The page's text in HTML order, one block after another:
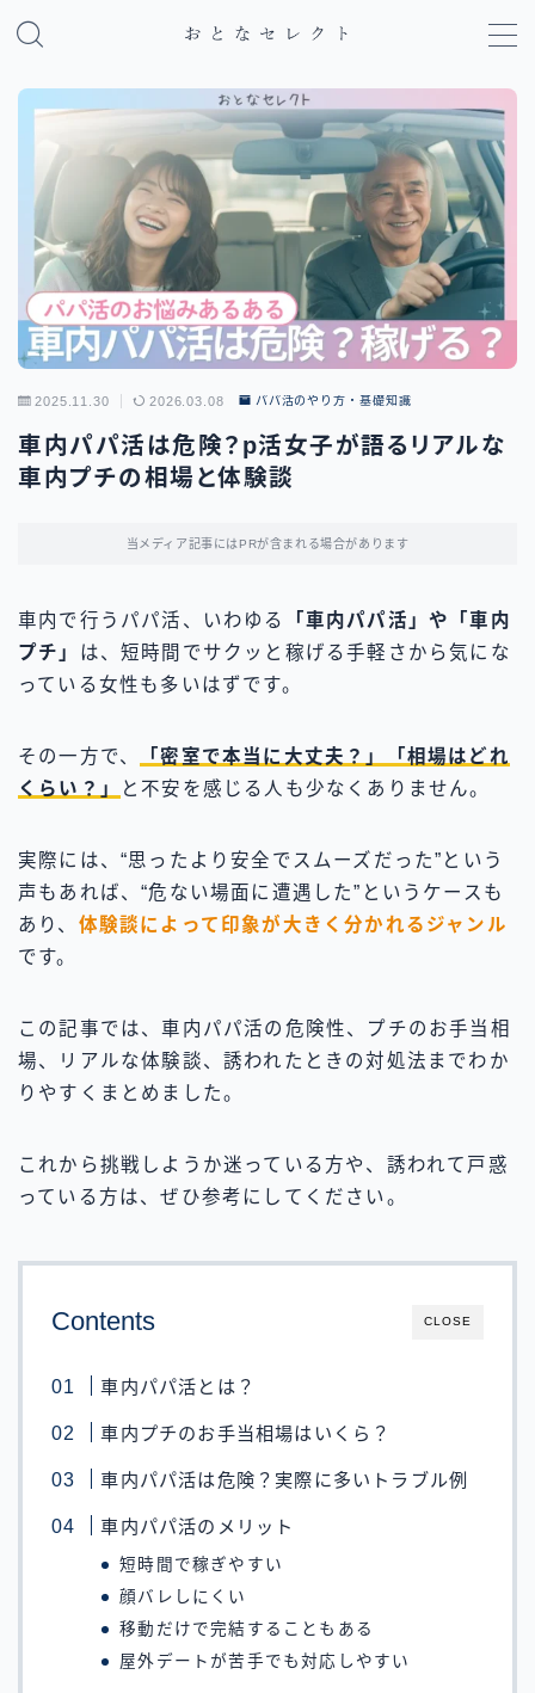
MENU
パパ活のやり方・基礎知識
パパ活アプリ比較
地域別パパ活ガイド
2025.11.30 2026.03.08 パパ活のやり方・基礎知識
車内パパ活は危険？p活女子が語るリアルな
車内プチの相場と体験談
当メディア記事にはPRが含まれる場合があります
車内で行うパパ活、いわゆる
「車内パパ活」や「車内
プチ」 は、短時間でサクッと稼げる手軽さから気にな
っている女性も多いはずです。
その一方で、
「密室で本当に大丈夫？」「相場はどれ
くらい？」
と不安を感じる人も少なくありません。
実際には、“思ったより安全でスムーズだった”という
声もあれば、“危ない場面に遭遇した”というケースも
あり、 体験談によって印象が大きく分かれるジャンル
です。
この記事では、車内パパ活の危険性、プチのお手当相
場、リアルな体験談、誘われたときの対処法までわか
りやすくまとめました。
これから挑戦しようか迷っている方や、誘われて戸惑
っている方は、ぜひ参考にしてください。
CLOSE
Contents
車内パパ活とは？
車内プチのお手当相場はいくら？
車内パパ活は危険？実際に多いトラブル例
車内パパ活のメリット
短時間で稼ぎやすい
顔バレしにくい
移動だけで完結することもある
屋外デートが苦手でも対応しやすい